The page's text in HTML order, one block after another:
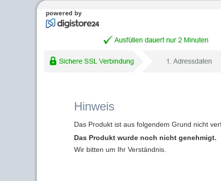
Hinweis
Das Produkt ist aus folgendem Grund nicht
Das Produkt wurde noch nicht genehmigt.
Wir bitten um Ihr Verständnis.